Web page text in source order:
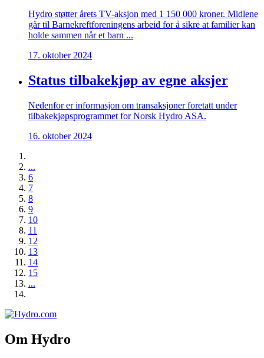
Hydro støtter årets TV-aksjon med 1 150 000 kroner. Midlene
går til Barnekreftforeningens arbeid for å sikre at familier kan
holde sammen når et barn ...
17. oktober 2024
Status tilbakekjøp av egne aksjer
Nedenfor er informasjon om transaksjoner foretatt under
tilbakekjøpsprogrammet for Norsk Hydro ASA.
16. oktober 2024
...
6
7
8
9
10
11
12
13
14
15
...
Om Hydro